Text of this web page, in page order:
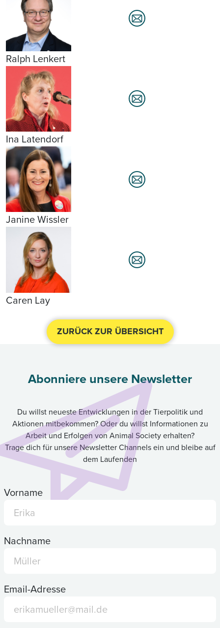
Ralph Lenkert
Ina Latendorf
Janine Wissler
Caren Lay
ZURÜCK ZUR ÜBERSICHT
Abonniere unsere Newsletter
Du willst neueste Entwicklungen in der Tierpolitik und
Aktionen mitbekommen? Oder du willst Informationen zu
Arbeit und Erfolgen von Animal Society erhalten?
Trage dich für unsere Newsletter Channels ein und bleibe auf
dem Laufenden
Vorname
Nachname
Email-Adresse